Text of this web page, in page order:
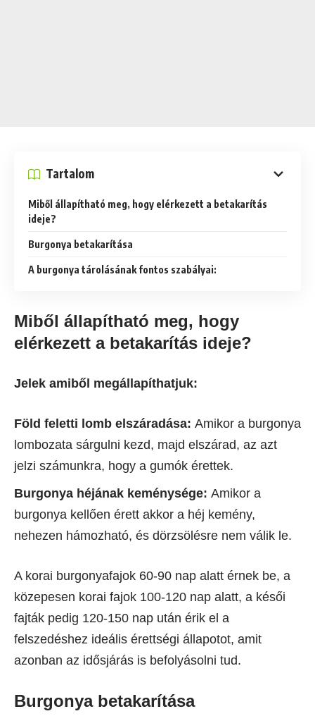
Tartalom
Miből állapítható meg, hogy elérkezett a betakarítás
ideje?
Burgonya betakarítása
A burgonya tárolásának fontos szabályai:
Miből állapítható meg, hogy
elérkezett a betakarítás ideje?
Jelek amiből megállapíthatjuk:
Föld feletti lomb elszáradása: Amikor a burgonya
lombozata sárgulni kezd, majd elszárad, az azt
jelzi számunkra, hogy a gumók érettek.
Burgonya héjának keménysége: Amikor a
burgonya kellően érett akkor a héj kemény,
nehezen hámozható, és dörzsölésre nem válik le.
A korai burgonyafajok 60-90 nap alatt érnek be, a
közepesen korai fajok 100-120 nap alatt, a késői
fajták pedig 120-150 nap után érik el a
felszedéshez ideális érettségi állapotot, amit
azonban az idősjárás is befolyásolni tud.
Burgonya betakarítása